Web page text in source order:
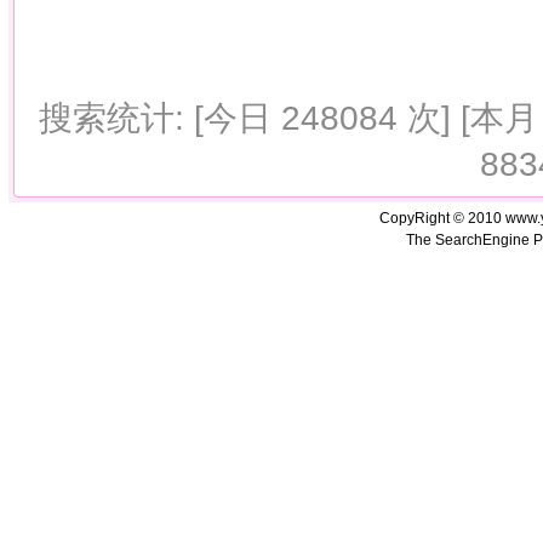
搜索统计: [今日 248084 次] [本
CopyRight © 2010
The SearchEngine